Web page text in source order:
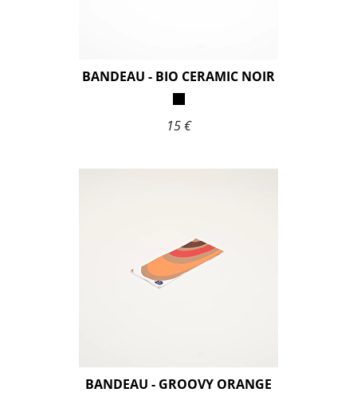
BANDEAU - BIO CERAMIC NOIR
15 €
BANDEAU - GROOVY ORANGE